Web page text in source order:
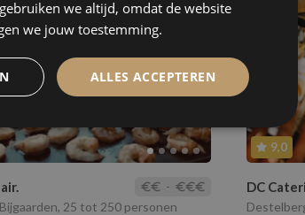
-
25 tot 250 personen
9,0
DC
we altijd, omdat de website
we jouw toestemming.
ALLES ACCEPTEREN